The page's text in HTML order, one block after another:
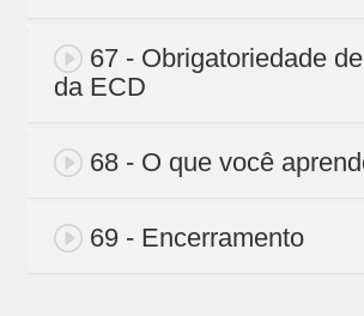
67 - Obrigatoriedade
da ECD
68 - O que você
69 - Encerramento